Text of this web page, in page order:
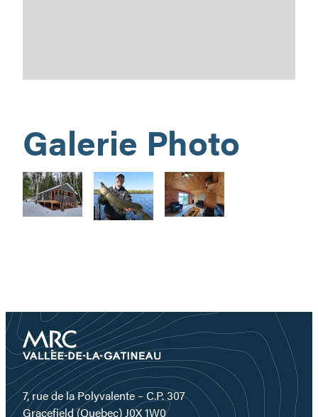
Galerie Photo
7, rue de la Polyvalente – C.P. 307
Gracefield (Quebec) J0X 1W0